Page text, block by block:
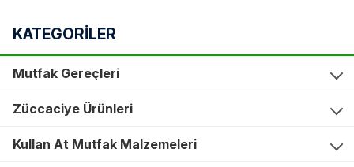
KATEGORİLER
Mutfak Gereçleri
Züccaciye Ürünleri
Kullan At Mutfak Malzemeleri